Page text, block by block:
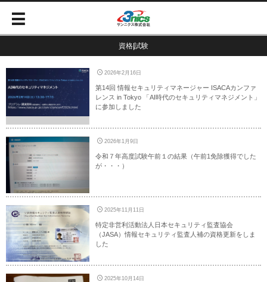
資格|試験
2026年2月16日
第14回 情報セキュリティマネージャー ISACAカンファ
レンス in Tokyo 「AI時代のセキュリティマネジメント」
に参加しました
2026年1月9日
令和７年高度試験午前１の結果（午前1免除獲得でした
が・・・）
2025年11月11日
特定非営利活動法人日本セキュリティ監査協会
（JASA）情報セキュリティ監査人補の資格更新をしま
した
2025年10月14日